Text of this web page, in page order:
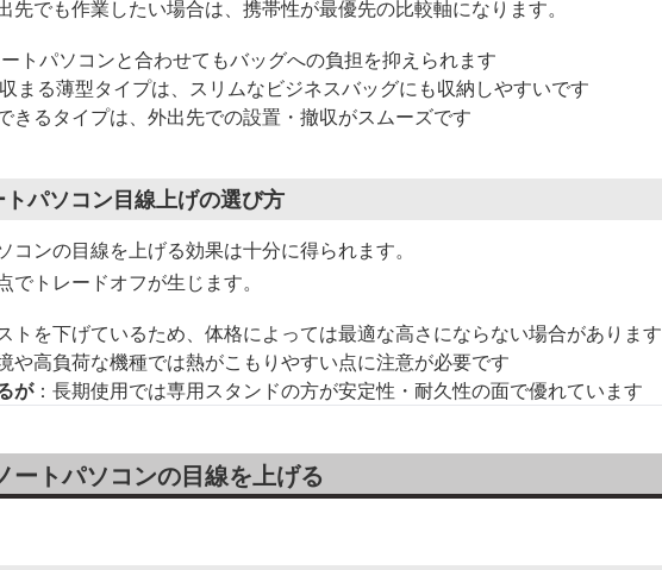
でも作業したい場合は、携帯性が最優先の比較軸になります。
トパソコンと合わせてもバッグへの負担を抑えられます
まる薄型タイプは、スリムなビジネスバッグにも収納しやすいです
きるタイプは、外出先での設置・撤収がスムーズです
パソコン目線上げの選び方
ンの目線を上げる効果は十分に得られます。
トレードオフが生じます。
トを下げているため、体格によっては最適な高さにならない場合があります
や高負荷な機種では熱がこもりやすい点に注意が必要です
が：長期使用では専用スタンドの方が安定性・耐久性の面で優れています
ートパソコンの目線を上げる